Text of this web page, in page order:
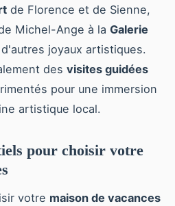
de Florence et de Sienne,
Michel-Ange à la Galerie
joyaux artistiques.
des visites guidées
pour une immersion
artistique local.
pour choisir votre
votre maison de vacances